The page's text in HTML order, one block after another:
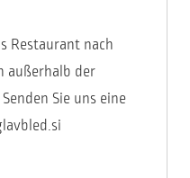
Restaurant nach
außerhalb der
Sie uns eine